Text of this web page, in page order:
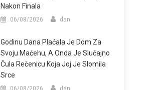
Nakon Finala
06/08/2026 dan
Godinu Dana Plaćala Je Dom Za
Svoju Maćehu, A Onda Je Slučajno
Čula Rečenicu Koja Joj Je Slomila
Srce
06/08/2026 dan